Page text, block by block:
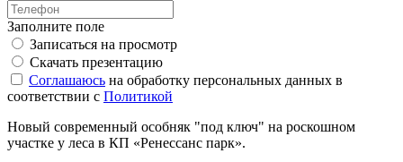
Заполните поле
Записаться на просмотр
Скачать презентацию
Соглашаюсь на обработку персональных данных в
соответствии с Политикой
Новый современный особняк "под ключ" на роскошном
участке у леса в КП «Ренессанс парк».